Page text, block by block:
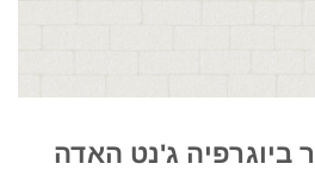
ביוגרפיה ג'נט האדה